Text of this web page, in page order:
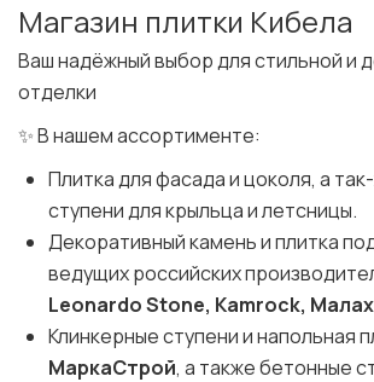
Магазин плитки Кибела
Ваш надёжный выбор для стильной и
отделки
✨ В нашем ассортименте:
Плитка для фасада и цоколя, а
ступени для крыльца и летсницы.
Декоративный камень и плитка
ведущих российских
Leonardo Stone, Kamrock,
Клинкерные ступени и напольная
МаркаСтрой, а также бетонные